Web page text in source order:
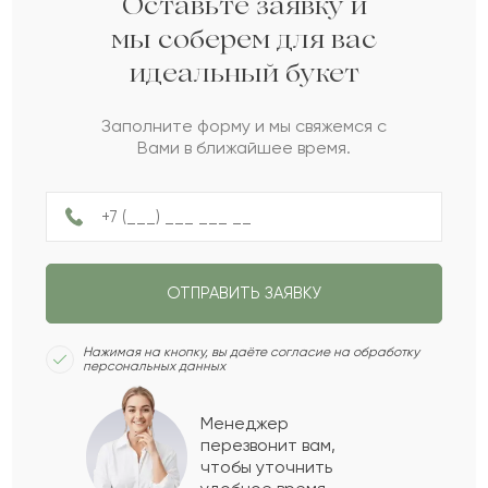
2022-06-27
Акрам
Зоряна
Х Хильда
Баржаксы
Показать еще
Оставьте заявку и
мы соберем для вас
идеальный букет
Заполните форму и мы свяжемся с
Вами в ближайшее время.
ОТПРАВИТЬ ЗАЯВКУ
Нажимая на кнопку, вы даёте согласие на обработку
персональных данных
Менеджер
перезвонит вам,
чтобы уточнить